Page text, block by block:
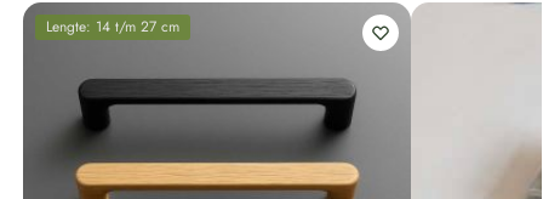
Lengte: 14 t/m 27 cm